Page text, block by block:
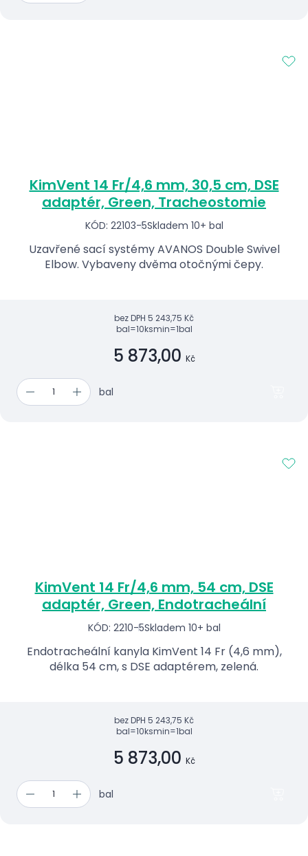
KimVent 14 Fr/4,6 mm, 30,5 cm, DSE
adaptér, Green, Tracheostomie
KÓD: 22103-5Skladem 10+ bal
Uzavřené sací systémy AVANOS Double Swivel
Elbow. Vybaveny dvěma otočnými čepy.
bez DPH 5 243,75 Kč
bal=10ksmin=1bal
5 873,00 Kč
bal
KimVent 14 Fr/4,6 mm, 54 cm, DSE
adaptér, Green, Endotracheální
KÓD: 2210-5Skladem 10+ bal
Endotracheální kanyla KimVent 14 Fr (4,6 mm),
délka 54 cm, s DSE adaptérem, zelená.
bez DPH 5 243,75 Kč
bal=10ksmin=1bal
5 873,00 Kč
bal